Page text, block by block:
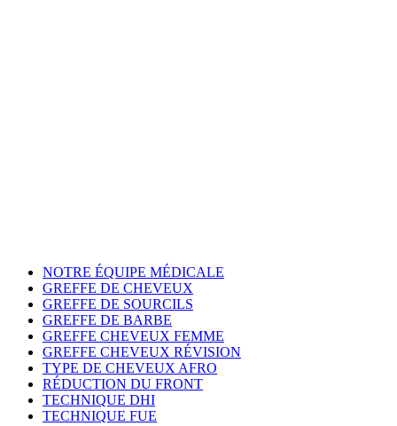
NOTRE ÉQUIPE MÉDICALE
GREFFE DE CHEVEUX
GREFFE DE SOURCILS
GREFFE DE BARBE
GREFFE CHEVEUX FEMME
GREFFE CHEVEUX RÉVISION
TYPE DE CHEVEUX AFRO
RÉDUCTION DU FRONT
TECHNIQUE DHI
TECHNIQUE FUE